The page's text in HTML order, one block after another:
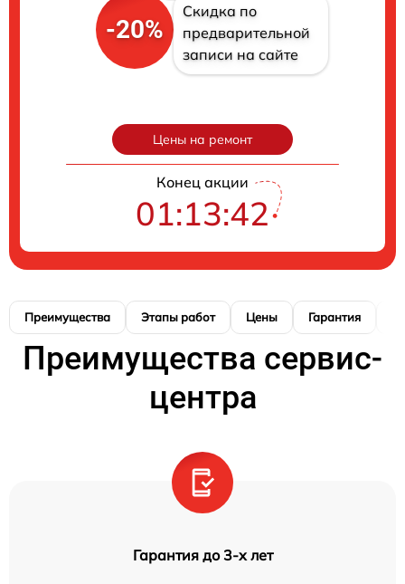
-20%
Скидка по
предварительной
записи на сайте
Цены на ремонт
Конец акции
01:13:41
Преимущества Этапы работ Цены Гарантия
Преимущества сервис-
центра
Гарантия до 3-х лет